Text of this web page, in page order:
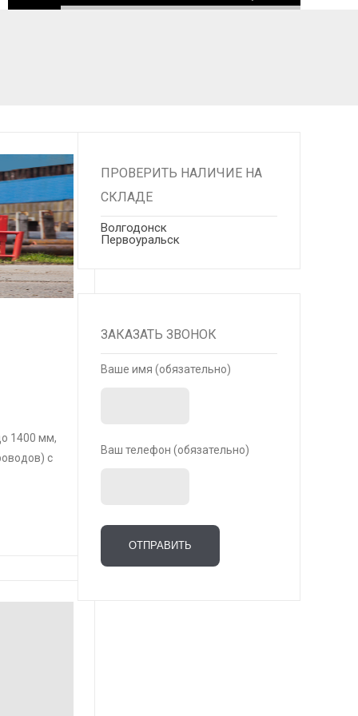
1400 мм,
с
ПРОВЕРИТЬ НАЛИЧИЕ НА
СКЛАДЕ
Волгодонск
Первоуральск
ЗАКАЗАТЬ ЗВОНОК
Ваше имя (обязательно)
Ваш телефон (обязательно)